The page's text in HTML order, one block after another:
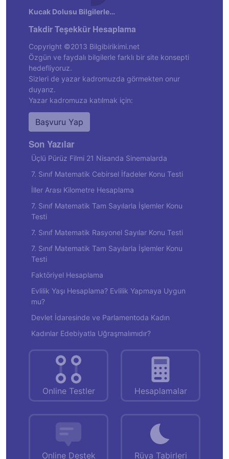
Kucak Dolusu Bilgilerle…
Takdir Teşekkür Hesaplama
Copyright ©2013 Bilgibirikimi.net
Özgün ve faydalı bilgilerle farklı bir site konsepti
hedefliyoruz.
Sizleri de yazar kadromuzda görmekten onur
duyarız.
Yazar kadromuza katılmak için:
Başvuru Yap
Son Yazılar
Üçlü Pürüz Filmi 21 Nisanda Sinemalarda
7. Sınıf Matematik Cebirsel İfadeler Konu Testi
İller Arası Kilometre Hesaplama
7. Sınıf Matematik Tam Sayılarla İşlemler Konu
Testi
7. Sınıf Matematik Rasyonel Sayılar Konu Testi
7. Sınıf Matematik Tam Sayılarla İşlemler Konu
Testi
Faktöriyel Hesaplama
Evlilik Yaşı Hesaplama? Evlilik Yapmaya Uygun
mu?
Devlet İdaresinde ve Parlamentoda Kadın
Kadınlar Edebiyatla Uğraşmalımıdır?
Online Testler Hesaplamalar
Online Destek Rüya Tabirleri